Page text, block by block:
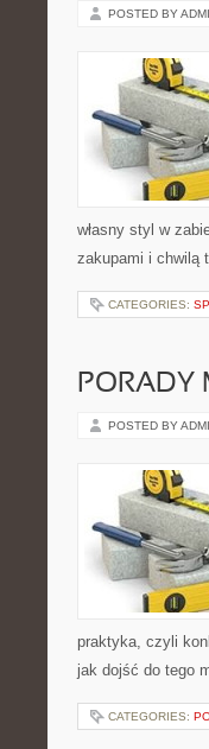
POSTED BY
własny styl w
zakupami i chwilą
CATEGORIES:
PORADY
POSTED BY
praktyka, czyli
jak dojść do tego
CATEGORIES: